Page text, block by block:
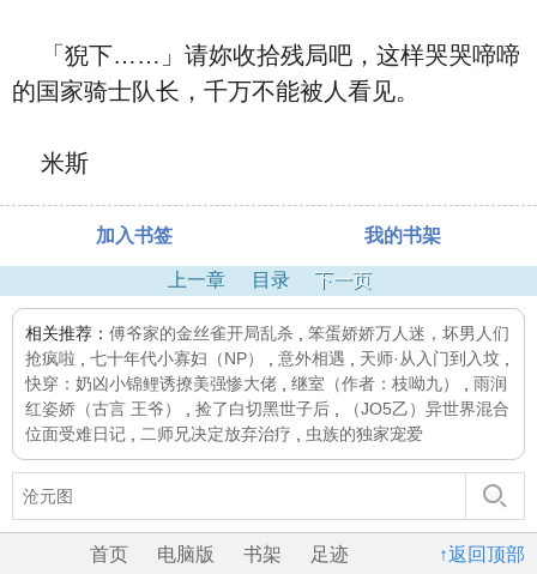
「猊下……」请妳收拾残局吧，这样哭哭啼啼
的国家骑士队长，千万不能被人看见。
米斯
加入书签 我的书架
上一章 目录 下一页
相关推荐： 傅爷家的金丝雀开局乱杀
笨蛋娇娇万人迷，坏男人们
抢疯啦
七十年代小寡妇（NP） 意外相遇 天师·从入门到入坟
快穿：奶凶小锦鲤诱撩美强惨大佬
继室（作者：枝呦九）
雨润
红姿娇（古言 王爷）
捡了白切黑世子后
（JO5乙）异世界混合
位面受难日记
二师兄决定放弃治疗 虫族的独家宠爱
↑返回顶部
首页 电脑版 书架 足迹